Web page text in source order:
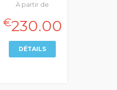
À partir de
€230.00
DÉTAILS